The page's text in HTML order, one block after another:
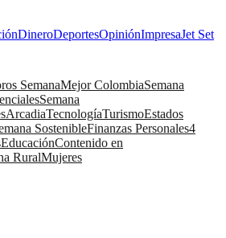
DineroDeportesOpiniónImpresaJet Set
SemanaMejor ColombiaSemana
Semana
ArcadiaTecnologíaTurismoEstados
SostenibleFinanzas Personales4
EducaciónContenido en
RuralMujeres